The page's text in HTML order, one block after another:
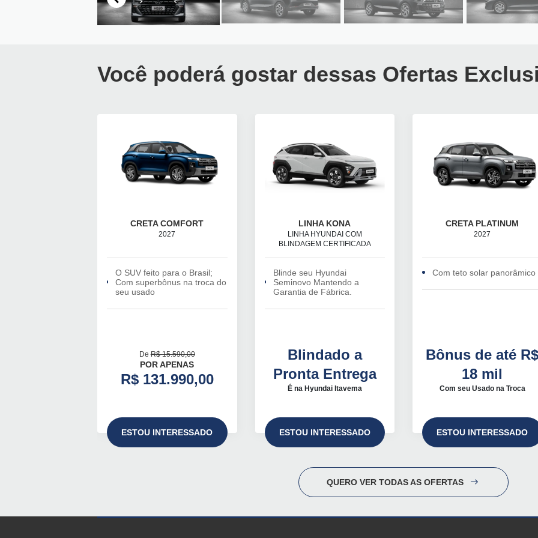
Você poderá gostar dessas Ofertas
CRETA COMFORT
2027
O SUV feito para o Brasil;
Com superbônus na troca do
seu usado
DeR$ 15.590,00
POR APENAS
R$ 131.990,00
ESTOU INTERESSADO
LINHA KONA
LINHA HYUNDAI COM
BLINDAGEM CERTIFICADA
Blinde seu Hyundai
Seminovo Mantendo a
Garantia de Fábrica.
Blindado a
Pronta Entrega
É na Hyundai Itavema
ESTOU INTERESSADO
CRETA PLATINUM
2027
Com teto solar panorâmico
Bônus de até R$
18 mil
Com seu Usado na Troca
ESTOU INTERESSADO
QUERO VER TODAS AS OFERTAS